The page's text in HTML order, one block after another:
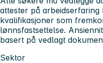
attester på
kvalifikasjoner som
lønnsfastsettelse.
basert på vedlagt
Sektor